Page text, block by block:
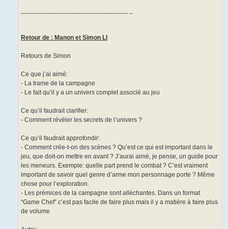
Retour de : Manon et Simon LI
Retours de Simon
Ce que j’ai aimé:
- La trame de la campagne
- Le fait qu’il y a un univers complet associé au jeu
Ce qu’il faudrait clarifier:
- Comment révéler les secrets de l’univers ?
Ce qu’il faudrait approfondir:
- Comment crée-t-on des scènes ? Qu’est ce qui est important dans le
jeu, que doit-on mettre en avant ? J’aurai aimé, je pense, un guide pour
les meneurs. Exemple: quelle part prend le combat ? C’est vraiment
important de savoir quel genre d’arme mon personnage porte ? Même
chose pour l’exploration.
- Les prémices de la campagne sont alléchantes. Dans un format
“Game Chef” c’est pas facile de faire plus mais il y a matière à faire plus
de volume